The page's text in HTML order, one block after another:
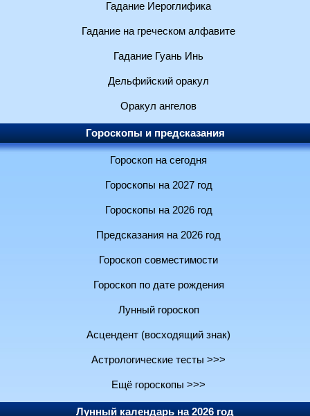
Гадание Иероглифика
Гадание на греческом алфавите
Гадание Гуань Инь
Дельфийский оракул
Оракул ангелов
Гороскопы и предсказания
Гороскоп на сегодня
Гороскопы на 2027 год
Гороскопы на 2026 год
Предсказания на 2026 год
Гороскоп совместимости
Гороскоп по дате рождения
Лунный гороскоп
Асцендент (восходящий знак)
Астрологические тесты >>>
Ещё гороскопы >>>
Лунный календарь на 2026 год